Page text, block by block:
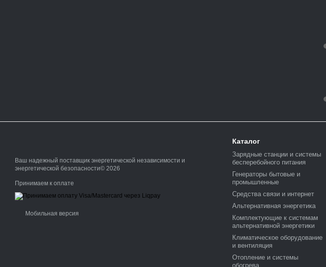
Ваш надежный поставщик энергетической независимости и
энергетической безопасности© 2026
Принимаем к оплате
Мобильная версия
Каталог
Зарядные станции и системы
бесперебойного питания
Генераторы бытовые и
промышленные
Средства связи и интернет
Альтернативная энергетика
Комплектующие к системам
альтернативной энергетики
Климатическое оборудование
и вентиляция
Отопление и системы
обогрева